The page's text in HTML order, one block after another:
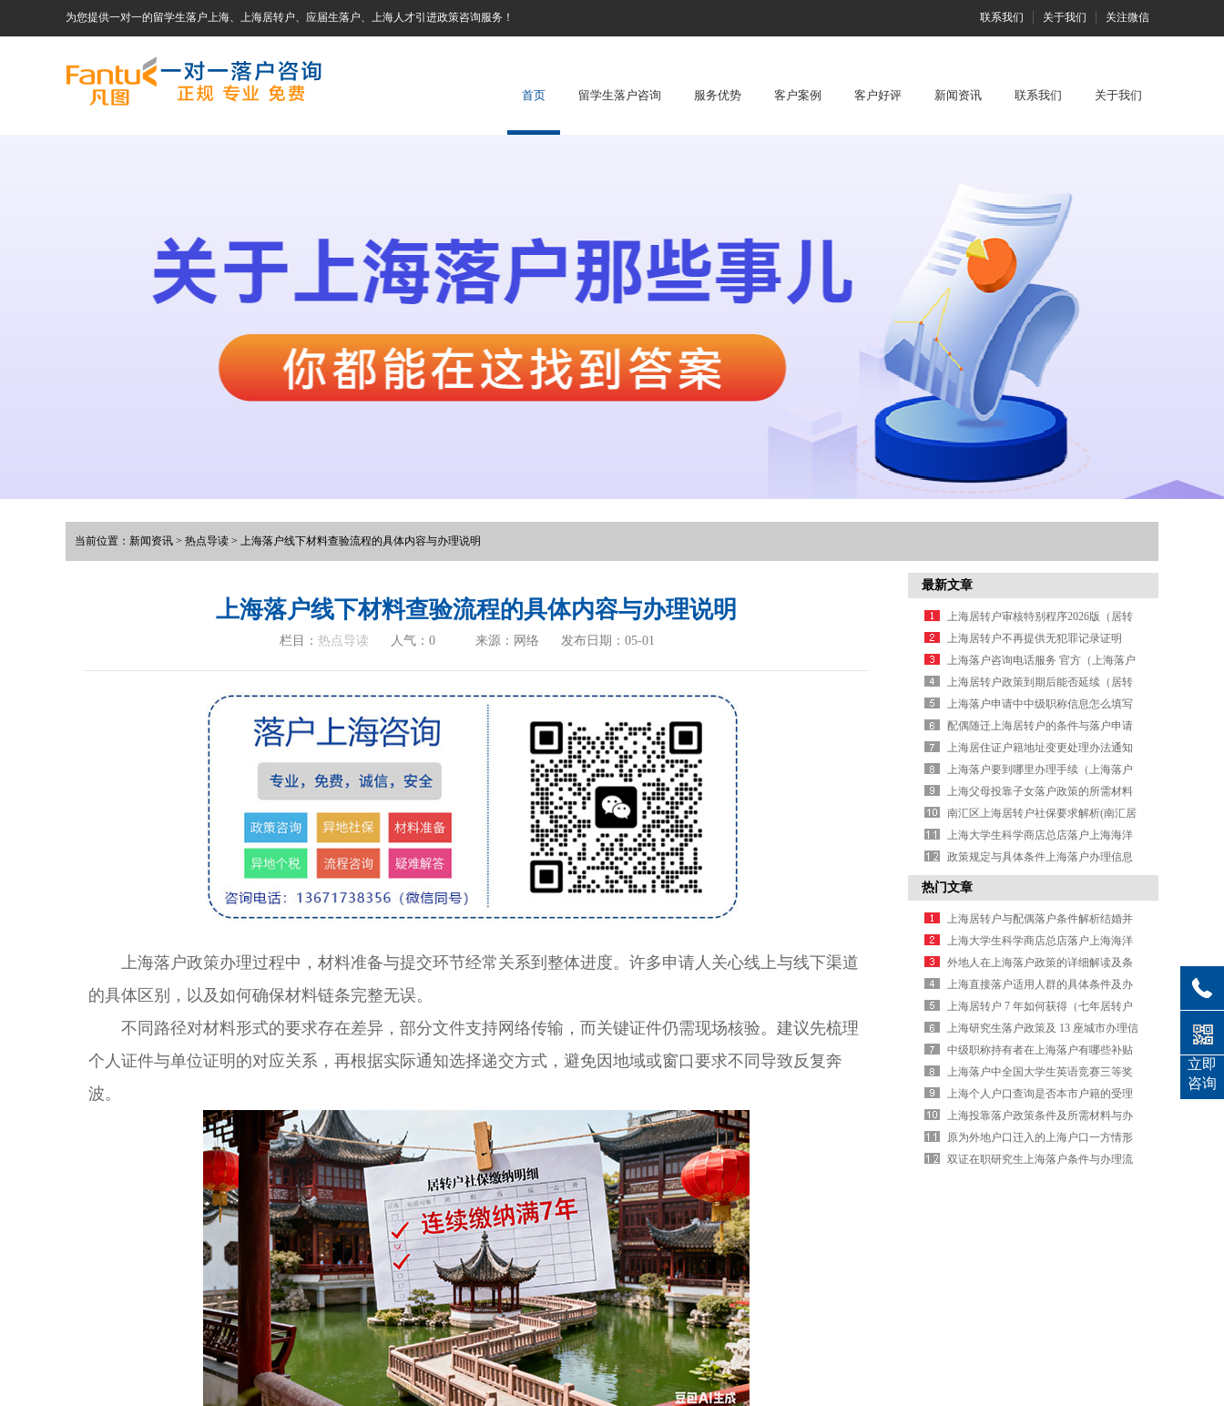
为您提供一对一的留学生落户上海、上海居转户、应届生落户、上海人才引进政策咨询服务！ 联系我们 关于我们 关注微信
首页 留学生落户咨询 服务优势 客户案例 客户好评 新闻资讯 联系我们 关于我们
当前位置： 新闻资讯 > 热点导读 > 上海落户线下材料查验流程的具体内容与办理说明
上海落户线下材料查验流程的具体内容与办理说明
栏目： 热点导读 人气： 0 来源：网络 发布日期：05-01
上海落户政策办理过程中，材料准备与提交环节经常关系到整体进度。许多申请人关心线上与线下渠道
的具体区别，以及如何确保材料链条完整无误。
不同路径对材料形式的要求存在差异，部分文件支持网络传输，而关键证件仍需现场核验。建议先梳理
个人证件与单位证明的对应关系，再根据实际通知选择递交方式，避免因地域或窗口要求不同导致反复奔
波。
最新文章
上海居转户审核特别程序2026版（居转
户审核特别程序）
上海居转户不再提供无犯罪记录证明
（居转户免交无犯罪证明）
上海落户咨询电话服务 官方（上海落户
中介）
上海居转户政策到期后能否延续（居转
户政策到期会否延续）
上海落户申请中中级职称信息怎么填写
与受理方式
配偶随迁上海居转户的条件与落户申请
要求
上海居住证户籍地址变更处理办法通知
上海落户要到哪里办理手续（上海落户
有哪些条件）
上海父母投靠子女落户政策的所需材料
与受理方式
南汇区上海居转户社保要求解析(南汇居
转户社保条件详解)
上海大学生科学商店总店落户上海海洋
大学办理信息
政策规定与具体条件上海落户办理信息
是什么内容情况
热门文章
上海居转户与配偶落户条件解析结婚并
非难事
上海大学生科学商店总店落户上海海洋
大学办理信息
外地人在上海落户政策的详细解读及条
件与办理信息
上海直接落户适用人群的具体条件及办
理信息说明
上海居转户 7 年如何获得（七年居转户
如何办理落户）
上海研究生落户政策及 13 座城市办理信
息
中级职称持有者在上海落户有哪些补贴
及办理信息
上海落户中全国大学生英语竞赛三等奖
条件能加几分
上海个人户口查询是否本市户籍的受理
方式与办理入口
上海投靠落户政策条件及所需材料与办
理内容具体介绍
原为外地户口迁入的上海户口一方情形
与条件办理信息
双证在职研究生上海落户条件与办理流
立即
咨询